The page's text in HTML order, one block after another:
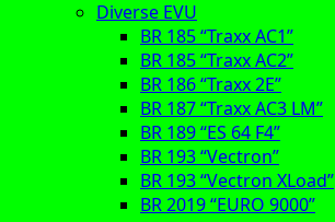
Diverse EVU
BR 185 “Traxx AC1”
BR 185 “Traxx AC2”
BR 186 “Traxx 2E”
BR 187 “Traxx AC3 LM”
BR 189 “ES 64 F4”
BR 193 “Vectron”
BR 193 “Vectron XLoad”
BR 2019 “EURO 9000”